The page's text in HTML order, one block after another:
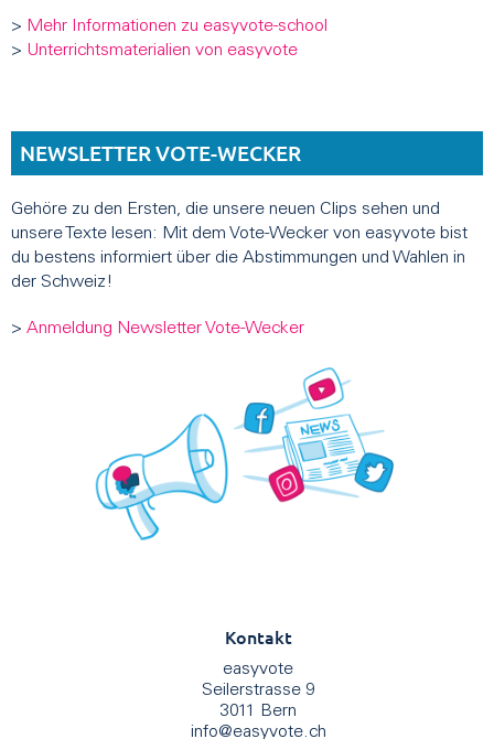
> Mehr Informationen zu easyvote-school
> Unterrichtsmaterialien von easyvote
NEWSLETTER VOTE-WECKER
Gehöre zu den Ersten, die unsere neuen Clips sehen und
unsere Texte lesen: Mit dem Vote-Wecker von easyvote bist
du bestens informiert über die Abstimmungen und Wahlen in
der Schweiz!
> Anmeldung Newsletter Vote-Wecker
Kontakt
easyvote
Seilerstrasse 9
3011 Bern
info@easyvote.ch